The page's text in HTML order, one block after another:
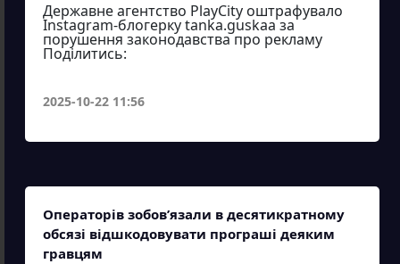
Державне агентство PlayCity оштрафувало
Instagram-блогерку tanka.guskaa за
порушення законодавства про рекламу
Поділитись:
2025-10-22 11:56
Операторів зобов’язали в десятикратному
обсязі відшкодовувати програші деяким
гравцям